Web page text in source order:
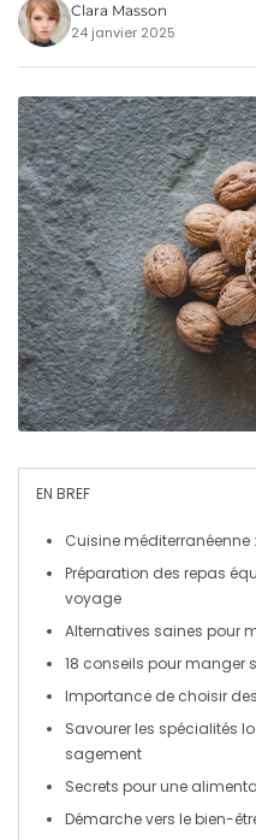
Clara Masson
24 janvier 2025
EN BREF
Cuisine méditerranéenne
Préparation des repas
voyage
Alternatives saines pour
18 conseils pour manger
Importance de choisir des
Savourer les spécialités
sagement
Secrets pour une
Démarche vers lebien-